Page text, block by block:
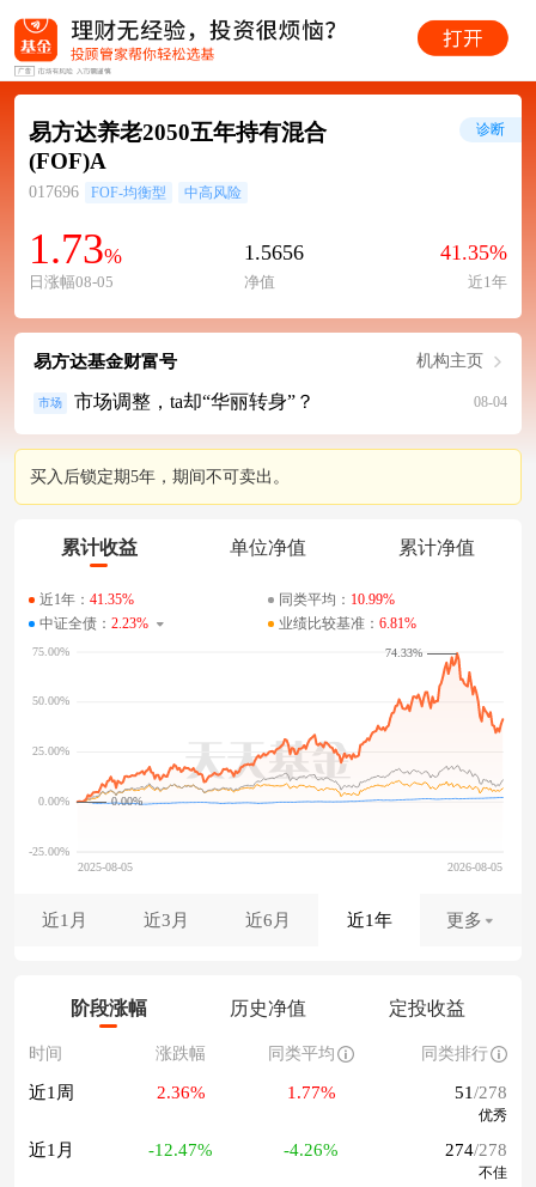
易方达养老2050五年持有混合
(FOF)A
017696 FOF-均衡型 中高风险
1.73%
日涨幅08-05
1.5656
净值
41.35%
近1年
诊断
易方达基金财富号 机构主页
市场 市场调整，ta却“华丽转身”？ 08-04
买入后锁定期5年，期间不可卖出。
累计收益 单位净值 累计净值
近1年： 41.35% 同类平均： 10.99%
中证全债： 2.23% 业绩比较基准： 6.81%
0.00%
74.33%
近1月 近3月 近6月 近1年 更多
阶段涨幅 历史净值 定投收益
时间 涨跌幅 同类平均 同类排行
近1周 2.36% 1.77% 51/278
优秀
近1月 -12.47% -4.26% 274/278
不佳